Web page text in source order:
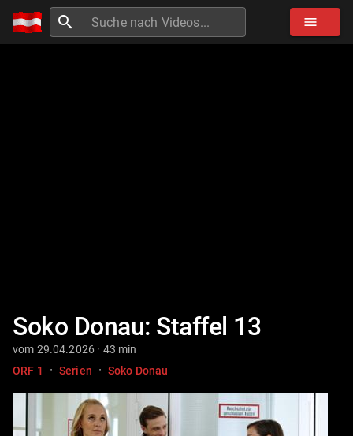
search menu
Soko Donau: Staffel 13
vom 29.04.2026 · 43 min
ORF 1
· Serien · Soko Donau